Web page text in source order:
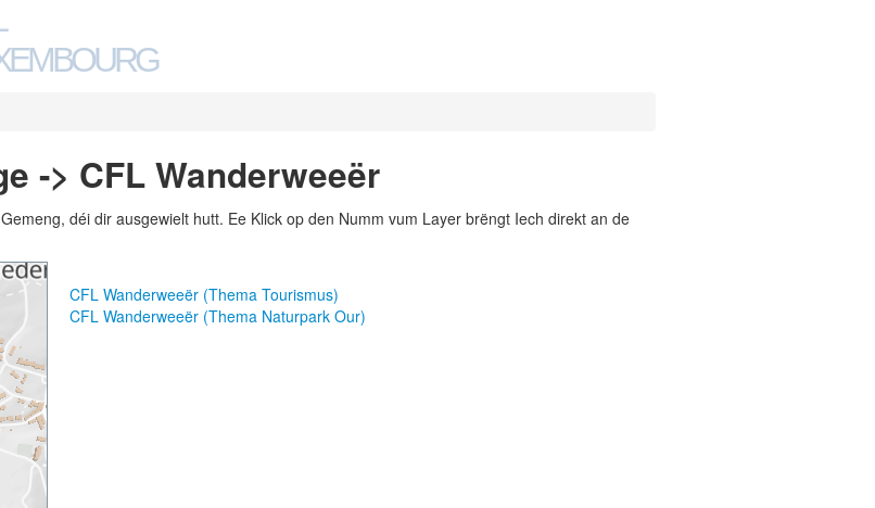
-> CFL Wanderweeër
déi dir ausgewielt hutt. Ee Klick op den Numm vum Layer brëngt Iech direkt an de
CFL Wanderweeër (Thema Tourismus)
CFL Wanderweeër (Thema Naturpark Our)